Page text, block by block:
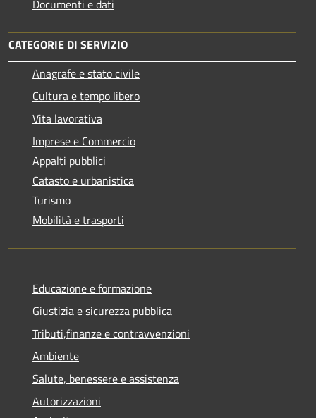
Documenti e dati
CATEGORIE DI SERVIZIO
Anagrafe e stato civile
Cultura e tempo libero
Vita lavorativa
Imprese e Commercio
Appalti pubblici
Catasto e urbanistica
Turismo
Mobilità e trasporti
Educazione e formazione
Giustizia e sicurezza pubblica
Tributi,finanze e contravvenzioni
Ambiente
Salute, benessere e assistenza
Autorizzazioni